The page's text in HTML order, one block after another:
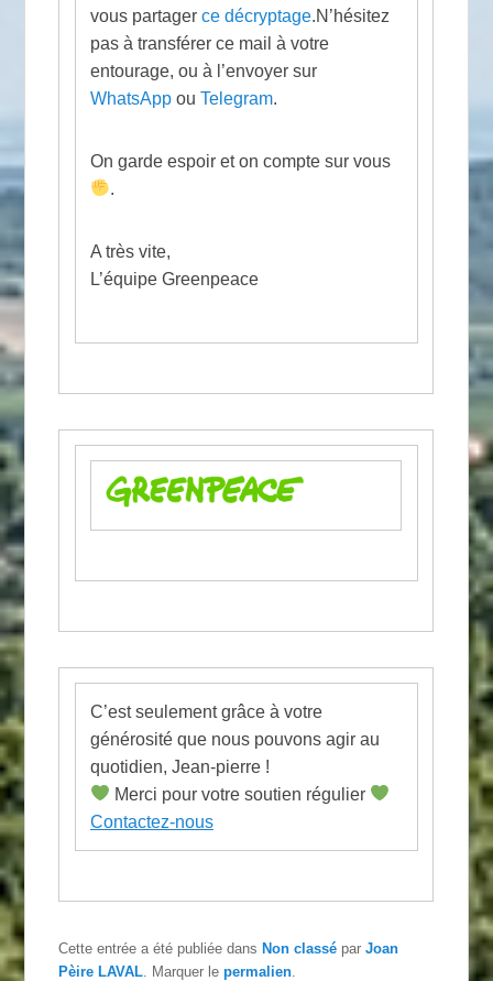
vous partagerce décryptage.N’hésitez
pas à transférer ce mail à votre
entourage, ou à l’envoyer sur
WhatsApp ouTelegram.
On garde espoir et on compte sur vous
.
A très vite,
L’équipe Greenpeace
C’est seulement grâce à votre
générosité que nous pouvons agir au
quotidien, Jean-pierre !
Merci pour votre soutien régulier
Contactez-nous
Cette entrée a été publiée dansNon classé parJoan
Pèire LAVAL . Marquer lepermalien